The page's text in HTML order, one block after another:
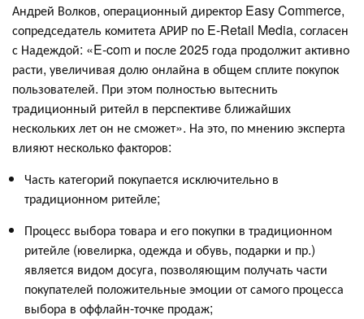
Андрей Волков, операционный директор Easy Commerce,
сопредседатель комитета АРИР по E-Retail Media, согласен
с Надеждой: «E-com и после 2025 года продолжит активно
расти, увеличивая долю онлайна в общем сплите покупок
пользователей. При этом полностью вытеснить
традиционный ритейл в перспективе ближайших
нескольких лет он не сможет». На это, по мнению эксперта
влияют несколько факторов:
Часть категорий покупается исключительно в
традиционном ритейле;
Процесс выбора товара и его покупки в традиционном
ритейле (ювелирка, одежда и обувь, подарки и пр.)
является видом досуга, позволяющим получать части
покупателей положительные эмоции от самого процесса
выбора в оффлайн-точке продаж;